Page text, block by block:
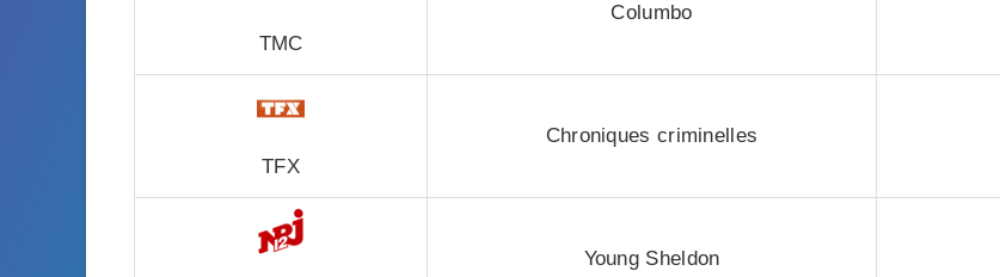
TMC
Columbo
TFX
Chroniques criminelles
Young Sheldon